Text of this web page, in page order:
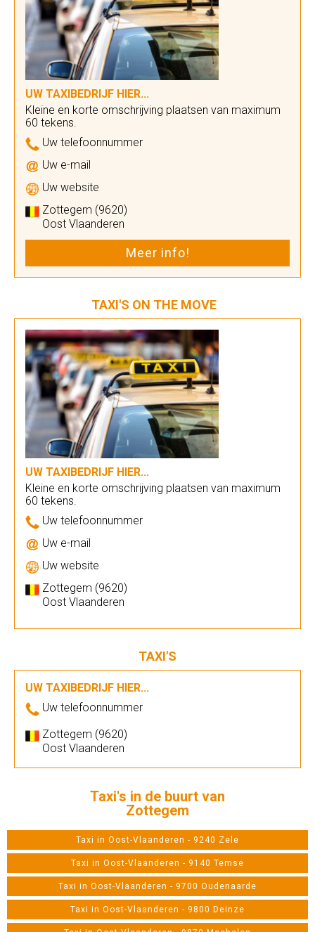
UW TAXIBEDRIJF HIER...
Kleine en korte omschrijving plaatsen van maximum
60 tekens.
Uw telefoonnummer
Uw e-mail
Uw website
Zottegem (9620)
Oost Vlaanderen
Meer info!
TAXI'S ON THE MOVE
UW TAXIBEDRIJF HIER...
Kleine en korte omschrijving plaatsen van maximum
60 tekens.
Uw telefoonnummer
Uw e-mail
Uw website
Zottegem (9620)
Oost Vlaanderen
TAXI'S
UW TAXIBEDRIJF HIER...
Uw telefoonnummer
Zottegem (9620)
Oost Vlaanderen
Taxi's in de buurt van
Zottegem
Taxi in Oost-Vlaanderen - 9240 Zele
Taxi in Oost-Vlaanderen - 9140 Temse
Taxi in Oost-Vlaanderen - 9700 Oudenaarde
Taxi in Oost-Vlaanderen - 9800 Deinze